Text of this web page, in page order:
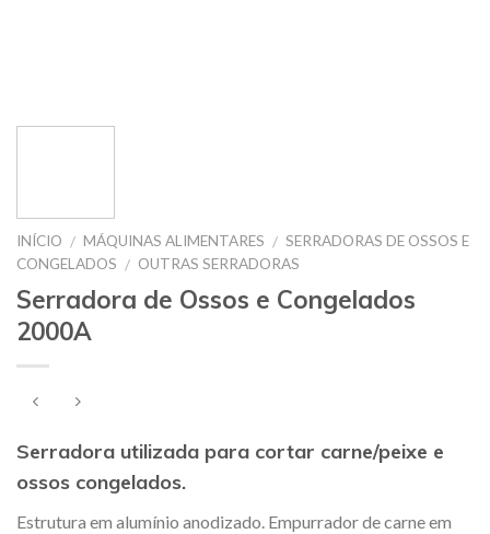
INÍCIO / MÁQUINAS ALIMENTARES / SERRADORAS DE OSSOS E
CONGELADOS / OUTRAS SERRADORAS
Serradora de Ossos e Congelados
2000A
Serradora utilizada para cortar carne/peixe e
ossos congelados.
Estrutura em alumínio anodizado. Empurrador de carne em